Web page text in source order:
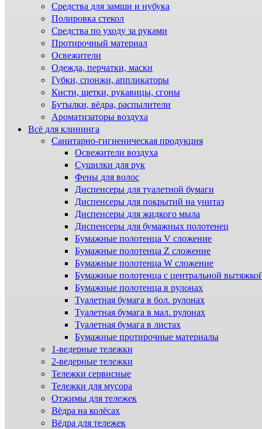
Средства для замши и нубука
Полировка стекол
Средства по уходу за руками
Протирочный материал
Освежители
Одежда, перчатки, маски
Губки, спонжи, аппликаторы
Кисти, щетки, рукавицы, сгоны
Бутылки, вёдра, распылители
Ароматизаторы воздуха
Всё для клининга
Санитарно-гигиеническая продукция
Освежители воздуха
Сушилки для рук
Фены для волос
Диспенсеры для туалетной бумаги
Диспенсеры для покрытий на унитаз
Диспенсеры для жидкого мыла
Диспенсеры для бумажных полотенец
Бумажные полотенца V сложение
Бумажные полотенца Z сложение
Бумажные полотенца W сложение
Бумажные полотенца с центральной
Бумажные полотенца в рулонах
Туалетная бумага в бол. рулонах
Туалетная бумага в мал. рулонах
Туалетная бумага в листах
Бумажные протирочные материалы
1-ведерные тележки
2-ведерные тележки
Тележки сервисные
Тележки для мусора
Отжимы для тележек
Вёдра на колёсах
Вёдра для тележек